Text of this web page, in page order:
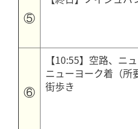
⑤
⑥
【10:55】空路、ニ
ニューヨーク着（所
街歩き